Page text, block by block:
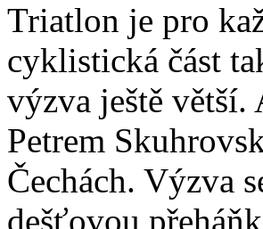
Triatlon je pro
cyklistická část
výzva ještě větší.
Petrem
Čechách. Výzva
dešťovou